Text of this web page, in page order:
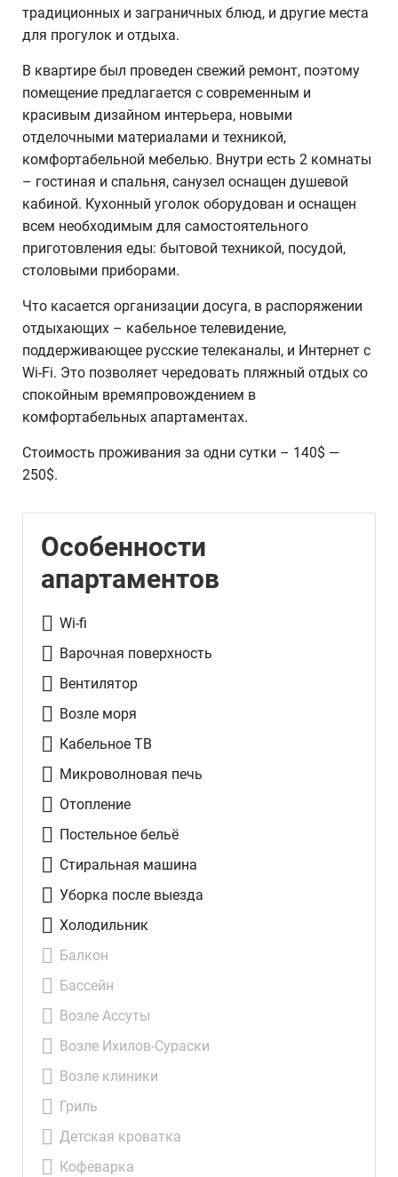
традиционных и заграничных блюд, и другие места
для прогулок и отдыха.
В квартире был проведен свежий ремонт, поэтому
помещение предлагается с современным и
красивым дизайном интерьера, новыми
отделочными материалами и техникой,
комфортабельной мебелью. Внутри есть 2 комнаты
– гостиная и спальня, санузел оснащен душевой
кабиной. Кухонный уголок оборудован и оснащен
всем необходимым для самостоятельного
приготовления еды: бытовой техникой, посудой,
столовыми приборами.
Что касается организации досуга, в распоряжении
отдыхающих – кабельное телевидение,
поддерживающее русские телеканалы, и Интернет с
Wi-Fi. Это позволяет чередовать пляжный отдых со
спокойным времяпровождением в
комфортабельных апартаментах.
Стоимость проживания за одни сутки – 140$ —
250$.
Особенности
апартаментов
Wi-fi
Варочная поверхность
Вентилятор
Возле моря
Кабельное ТВ
Микроволновая печь
Отопление
Постельное бельё
Стиральная машина
Уборка после выезда
Холодильник
Балкон
Бассейн
Возле Ассуты
Возле Ихилов-Сураски
Возле клиники
Гриль
Детская кроватка
Кофеварка